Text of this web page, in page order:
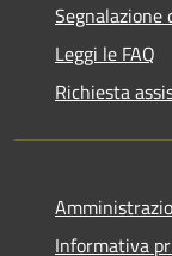
Segnalazione
Leggi le FAQ
Richiesta
Informativa